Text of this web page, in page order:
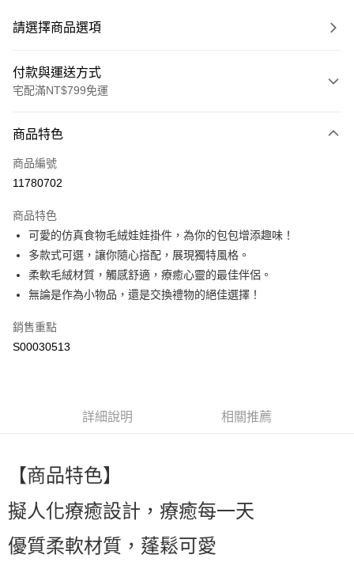
請選擇商品選項
付款與運送方式
宅配滿NT$799免運
信用卡一次付款
運送方式
宅配
每筆NT$80，滿NT$799(含以上)免運費
商品特色
商品編號
11780702
商品特色
可愛的仿真食物毛絨娃娃掛件，為你的包包增添趣味！
多款式可選，讓你隨心搭配，展現獨特風格。
柔軟毛絨材質，觸感舒適，療癒心靈的最佳伴侶。
無論是作為小物品，還是交換禮物的絕佳選擇！
銷售重點
S00030513
詳細說明 相關推薦
【商品特色】
擬人化療癒設計，療癒每一天
優質柔軟材質，蓬鬆可愛